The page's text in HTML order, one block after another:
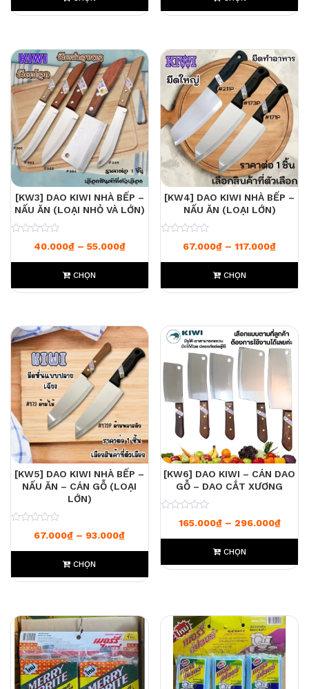
[KW3] DAO KIWI NHÀ BẾP –
NẤU ĂN (LOẠI NHỎ VÀ LỚN)
40.000₫ – 55.000₫Khoảng giá: từ 40.000₫ đến 55.000₫
CHỌN
[KW4] DAO KIWI NHÀ BẾP –
NẤU ĂN (LOẠI LỚN)
67.000₫ – 117.000₫
CHỌN
[KW5] DAO KIWI NHÀ BẾP –
NẤU ĂN – CÁN GỖ (LOẠI
LỚN)
67.000₫ – 93.000₫Khoảng giá: từ 67.000₫ đến 93.000₫
CHỌN
[KW6] DAO KIWI – CÁN DAO
GỖ – DAO CẮT XƯƠNG
165.000₫ – 296.000₫
CHỌN